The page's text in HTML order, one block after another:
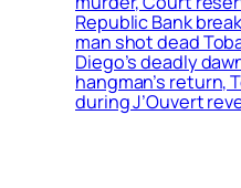
Republic Bank
man shot dead
Diego’s deadly
hangman’s return,
during J’Ouvert